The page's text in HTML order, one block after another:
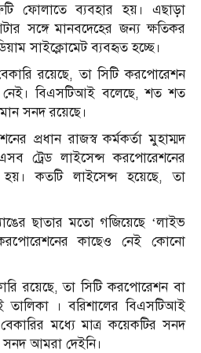
ফোলাতে ব্যবহার হয়। এছাড়া
সঙ্গে মানবদেহের জন্য ক্ষতিকর
সাইক্লোমেট ব্যবহৃত হচ্ছে।
রয়েছে, তা সিটি করপোরেশন
বিএসটিআই বলেছে, শত শত
সনদ রয়েছে।
প্রধান রাজস্ব কর্মকর্তা মুহাম্মদ
ট্রেড লাইসেন্স করপোরেশনের
কতটি লাইসেন্স হয়েছে, তা
ছাতার মতো গজিয়েছে ‘লাইভ
করপোরেশনের কাছেও নেই কোনো
রয়েছে, তা সিটি করপোরেশন বা
। বরিশালের বিএসটিআই
মধ্যে মাত্র কয়েকটির সনদ
সনদ আমরা দেইনি।